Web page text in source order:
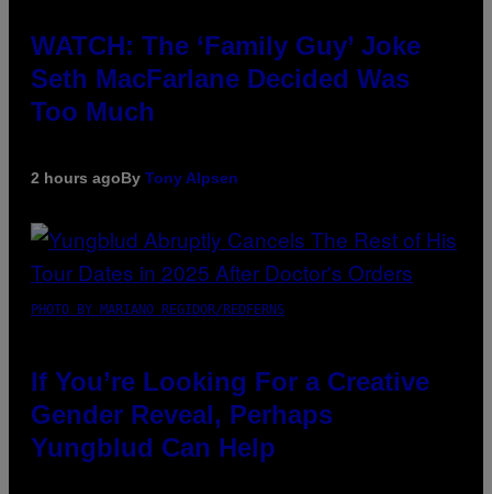
WATCH: The ‘Family Guy’ Joke
Seth MacFarlane Decided Was
Too Much
2 hours agoBy Tony Alpsen
PHOTO BY MARIANO REGIDOR/REDFERNS
If You’re Looking For a Creative
Gender Reveal, Perhaps
Yungblud Can Help